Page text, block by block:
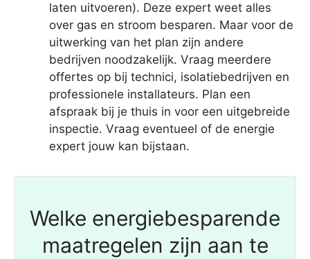
laten uitvoeren). Deze expert weet alles
over gas en stroom besparen. Maar voor de
uitwerking van het plan zijn andere
bedrijven noodzakelijk. Vraag meerdere
offertes op bij technici, isolatiebedrijven en
professionele installateurs. Plan een
afspraak bij je thuis in voor een uitgebreide
inspectie. Vraag eventueel of de energie
expert jouw kan bijstaan.
Welke energiebesparende
maatregelen zijn aan te